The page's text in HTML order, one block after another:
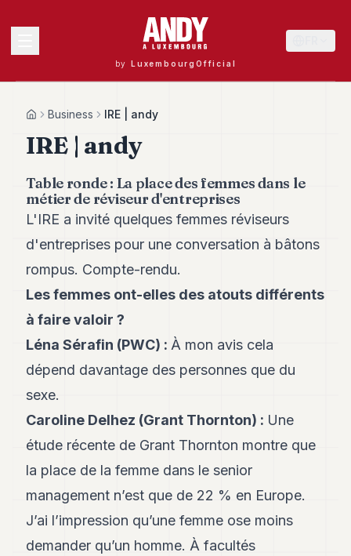
by LuxembourgOfficial
40
Andy
39
38
Andy
Andy
36
35
Andy
34
Andy
Andy
32
31
30
Andy
Andy
HomeBusiness IRE | andy
IRE | andy
Table ronde : La place des femmes dans le
métier de réviseur d'entreprises
L'IRE a invité quelques femmes réviseurs
d'entreprises pour une conversation à bâtons
rompus. Compte-rendu.
Les femmes ont-elles des atouts différents
à faire valoir ?
Léna Sérafin (PWC) : À mon avis cela
dépend davantage des personnes que du
sexe.
Caroline Delhez (Grant Thornton) : Une
étude récente de Grant Thornton montre que
la place de la femme dans le senior
management n’est que de 22 % en Europe.
J’ai l’impression qu’une femme ose moins
demander qu’un homme. À facultés